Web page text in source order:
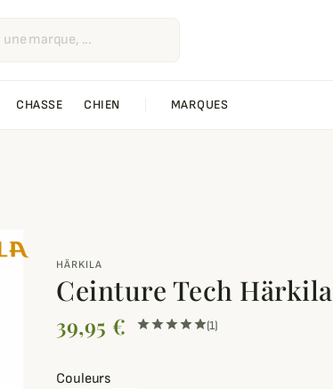
CHASSE CHIEN MARQUES
HÄRKILA
Ceinture Tech Härkila
39,95 € (1)
Couleurs